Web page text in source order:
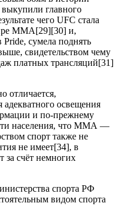
главного
чего UFC стала
ММА[29][30] и,
сумела поднять
свидетельством чему
платных трансляций[31]
отличается,
адекватного освещения
и по-прежнему
населения, что ММА —
спорт также не
не имеет[34], в
за счёт немногих
спорта РФ
видом спорта